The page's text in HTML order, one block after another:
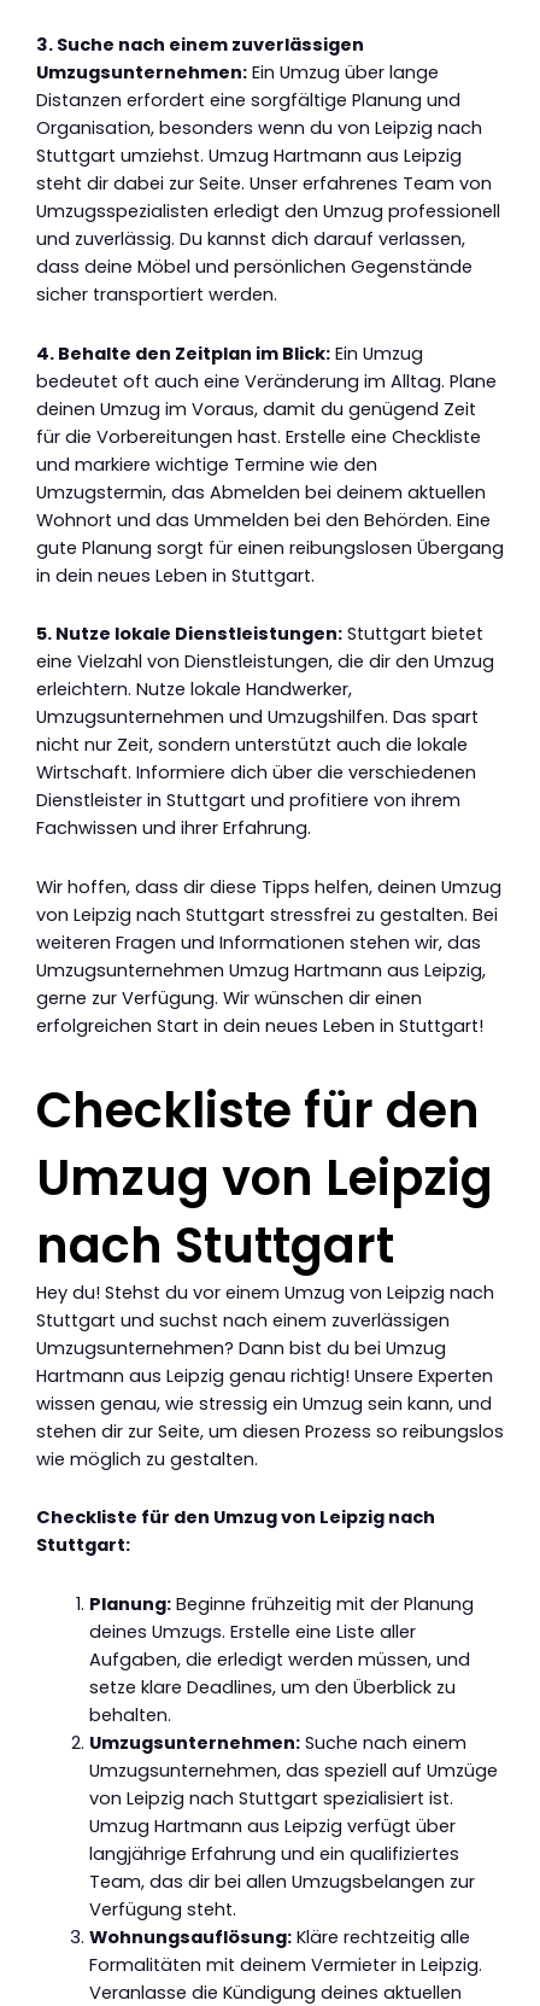
3. Suche nach einem zuverlässigen
Umzugsunternehmen: Ein Umzug über lange
Distanzen erfordert eine sorgfältige Planung und
Organisation, besonders wenn du von Leipzig nach
Stuttgart umziehst. Umzug Hartmann aus Leipzig
steht dir dabei zur Seite. Unser erfahrenes Team von
Umzugsspezialisten erledigt den Umzug professionell
und zuverlässig. Du kannst dich darauf verlassen,
dass deine Möbel und persönlichen Gegenstände
sicher transportiert werden.
4. Behalte den Zeitplan im Blick: Ein Umzug
bedeutet oft auch eine Veränderung im Alltag. Plane
deinen Umzug im Voraus, damit du genügend Zeit
für die Vorbereitungen hast. Erstelle eine Checkliste
und markiere wichtige Termine wie den
Umzugstermin, das Abmelden bei deinem aktuellen
Wohnort und das Ummelden bei den Behörden. Eine
gute Planung sorgt für einen reibungslosen Übergang
in dein neues Leben in Stuttgart.
5. Nutze lokale Dienstleistungen: Stuttgart bietet
eine Vielzahl von Dienstleistungen, die dir den Umzug
erleichtern. Nutze lokale Handwerker,
Umzugsunternehmen und Umzugshilfen. Das spart
nicht nur Zeit, sondern unterstützt auch die lokale
Wirtschaft. Informiere dich über die verschiedenen
Dienstleister in Stuttgart und profitiere von ihrem
Fachwissen und ihrer Erfahrung.
Wir hoffen, dass dir diese Tipps helfen, deinen Umzug
von Leipzig nach Stuttgart stressfrei zu gestalten. Bei
weiteren Fragen und Informationen stehen wir, das
Umzugsunternehmen Umzug Hartmann aus Leipzig,
gerne zur Verfügung. Wir wünschen dir einen
erfolgreichen Start in dein neues Leben in Stuttgart!
Checkliste für den
Umzug von Leipzig
nach Stuttgart
Hey du! Stehst du vor einem Umzug von Leipzig nach
Stuttgart und suchst nach einem zuverlässigen
Umzugsunternehmen? Dann bist du bei Umzug
Hartmann aus Leipzig genau richtig! Unsere Experten
wissen genau, wie stressig ein Umzug sein kann, und
stehen dir zur Seite, um diesen Prozess so reibungslos
wie möglich zu gestalten.
Checkliste für den Umzug von Leipzig nach
Stuttgart:
Planung:Beginne frühzeitig mit der Planung
deines Umzugs. Erstelle eine Liste aller
Aufgaben, die erledigt werden müssen, und
setze klare Deadlines, um den Überblick zu
behalten.
Umzugsunternehmen:Suche nach einem
Umzugsunternehmen, das speziell auf Umzüge
von Leipzig nach Stuttgart spezialisiert ist.
Umzug Hartmann aus Leipzig verfügt über
langjährige Erfahrung und ein qualifiziertes
Team, das dir bei allen Umzugsbelangen zur
Verfügung steht.
Wohnungsauflösung:Kläre rechtzeitig alle
Formalitäten mit deinem Vermieter in Leipzig.
Veranlasse die Kündigung deines aktuellen